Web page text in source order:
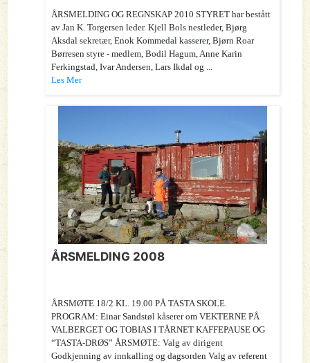
ÅRSMELDING OG REGNSKAP 2010 STYRET har bestått
av Jan K. Torgersen leder. Kjell Bols nestleder, Bjørg
Aksdal sekretær, Enok Kommedal kasserer, Bjørn Roar
Børresen styre - medlem, Bodil Hagum, Anne Karin
Ferkingstad, Ivar Andersen, Lars Ikdal og ...
Les Mer
ÅRSMELDING 2008
ÅRSMØTE 18/2 KL. 19.00 PÅ TASTA SKOLE.
PROGRAM: Einar Sandstøl kåserer om VEKTERNE PÅ
VALBERGET OG TOBIAS I TÅRNET KAFFEPAUSE OG
“TASTA-DRØS” ÅRSMØTE: Valg av dirigent
Godkjenning av innkalling og dagsorden Valg av referent